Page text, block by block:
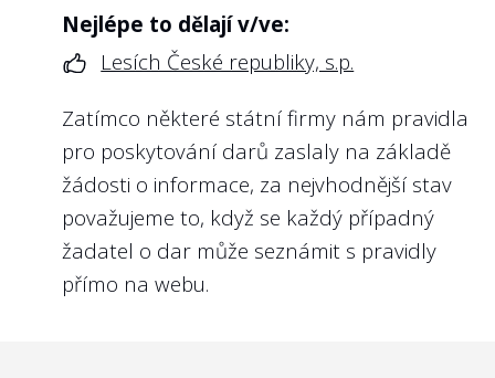
Pravidla by měla nastavit předvídatelné
podmínky pro fixní a variabilní složky
odměny, stejně jako nefinanční část
odměn, případně odchodné či konkurenční
doložky.
Dosavadní odměňování managementu
státních firem se řídínařízením vlády ze
dne 12. 12. 2018 č. 835, které schválilo:
Zásady odměňování vedoucích
Nejlépe to dělají v/ve:
Lesích České republiky, s.p.
Zatímco některé státní firmy nám pravidla
pro poskytování darů zaslaly na základě
žádosti o informace, za nejvhodnější stav
považujeme to, když se každý případný
žadatel o dar může seznámit s pravidly
přímo na webu.